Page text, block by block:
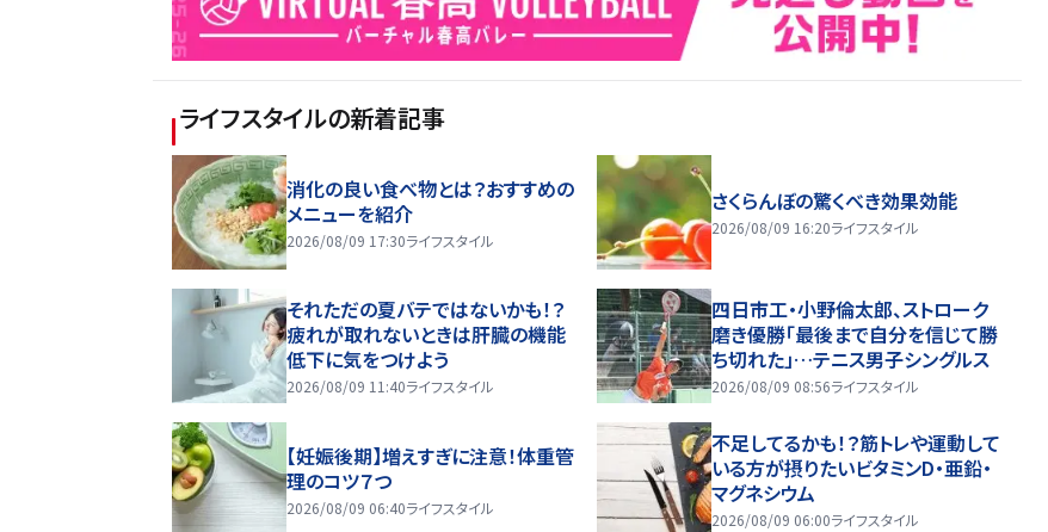
ライフスタイルの新着記事
消化の良い食べ物とは？おすすめの
メニューを紹介
2026/08/09 17:30ライフスタイル
さくらんぼの驚くべき効果効能
2026/08/09 16:20ライフスタイル
それただの夏バテではないかも！？
疲れが取れないときは肝臓の機能
低下に気をつけよう
2026/08/09 11:40ライフスタイル
四日市工・小野倫太郎、ストローク
磨き優勝「最後まで自分を信じて勝
ち切れた」…テニス男子シングルス
2026/08/09 08:56ライフスタイル
【妊娠後期】増えすぎに注意！体重管
理のコツ７つ
2026/08/09 06:40ライフスタイル
不足してるかも！？筋トレや運動して
いる方が摂りたいビタミンD・亜鉛・
マグネシウム
2026/08/09 06:00ライフスタイル